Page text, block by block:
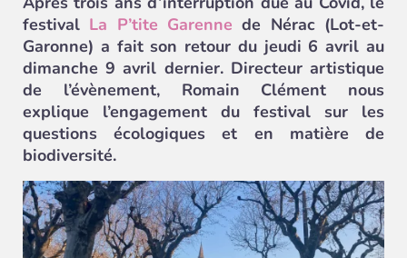
festival La P’tite Garenne de Nérac (Lot-et-
Garonne) a fait son retour du jeudi 6 avril au
dimanche 9 avril dernier. Directeur artistique
de l’évènement, Romain Clément nous
explique l’engagement du festival sur les
questions écologiques et en matière de
biodiversité.